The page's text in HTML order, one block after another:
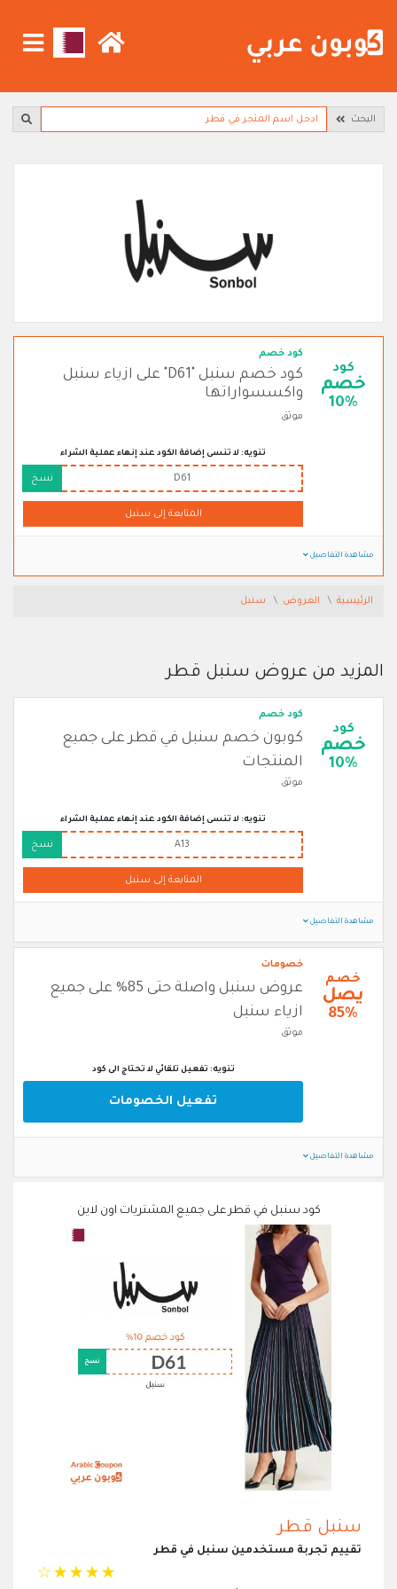
البحث
كود
خصم
10%
كود خصم
كود خصم سنبل "D61" على ازياء سنبل
واكسسواراتها
موثق
تنويه: لا تنسى إضافة الكود عند إنهاء عملية الشراء
D61 نسخ
المتابعة إلى سنبل
مشاهدة التفاصيل
الرئيسية العروض سنبل
المزيد من عروض سنبل قطر
كود
خصم
10%
كود خصم
كوبون خصم سنبل في قطر على جميع
المنتجات
موثق
تنويه: لا تنسى إضافة الكود عند إنهاء عملية الشراء
A13 نسخ
المتابعة إلى سنبل
مشاهدة التفاصيل
خصم
يصل
85%
خصومات
عروض سنبل واصلة حتى 85% على جميع
ازياء سنبل
موثق
تنويه: تفعيل تلقائي لا تحتاج الى كود
تفعيل الخصومات
مشاهدة التفاصيل
كود سنبل في قطر على جميع المشتريات اون لاين
سنبل قطر
تقييم تجربة مستخدمين سنبل في قطر
☆ ☆ ☆ ☆ ☆